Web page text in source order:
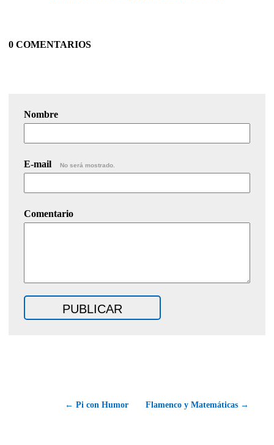
0 COMENTARIOS
Nombre
E-mail No será mostrado.
Comentario
← Pi con Humor Flamenco y Matemáticas →